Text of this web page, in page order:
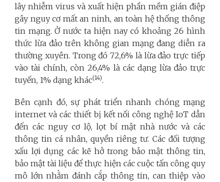
lây nhiễm virus và xuất hiện phần mềm gián điệp
gây nguy cơ mất an ninh, an toàn hệ thống thông
tin mạng. Ở nước ta hiện nay có khoảng 26 hình
thức lừa đảo trên không gian mạng đang diễn ra
thường xuyên. Trong đó 72,6% là lừa đảo trực tiếp
vào tài chính, còn 26,4% là các dạng lừa đảo trực
tuyến, 1% dạng khác(14).
Bên cạnh đó, sự phát triển nhanh chóng mạng
internet và các thiết bị kết nối công nghệ IoT dẫn
đến các nguy cơ lộ, lọt bí mật nhà nước và các
thông tin cá nhân, quyền riêng tư. Các đối tượng
xấu lợi dụng các kẽ hở trong bảo mật thông tin,
bảo mật tài liệu để thực hiện các cuộc tấn công quy
mô lớn nhằm đánh cắp thông tin, can thiệp vào